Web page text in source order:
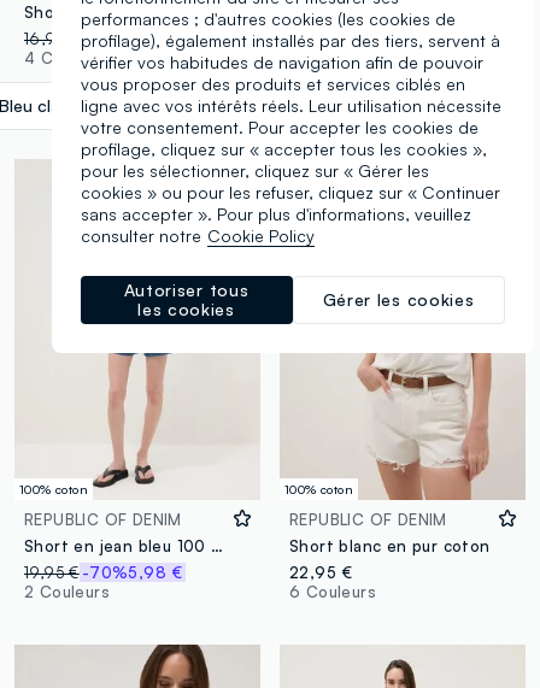
Short en denim bleu clair en coton stretch, coupe regular
16,95 €
-70%5,08 €
4 Couleurs
clair label.selectsize
19,95 € -70%5,98 €
2 Couleurs
100% coton
REPUBLIC OF DENIM
Short en jean bleu 100 % coton
19,95 €-70%5,98 €
2 Couleurs
100% coton
REPUBLIC OF DENIM
Short blanc en pur coton
22,95 €
6 Couleurs
performances ; d'autres cookies (les cookies de
profilage), également installés par des tiers, servent à
vérifier vos habitudes de navigation afin de pouvoir
vous proposer des produits et services ciblés en
ligne avec vos intérêts réels. Leur utilisation nécessite
votre consentement. Pour accepter les cookies de
profilage, cliquez sur « accepter tous les cookies »,
pour les sélectionner, cliquez sur « Gérer les
cookies » ou pour les refuser, cliquez sur « Continuer
sans accepter ». Pour plus d'informations, veuillez
consulter notre Cookie Policy
Gérer les cookies
Autoriser tous
les cookies